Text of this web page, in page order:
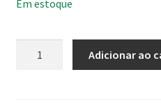
Em estoque
Adicionar ao